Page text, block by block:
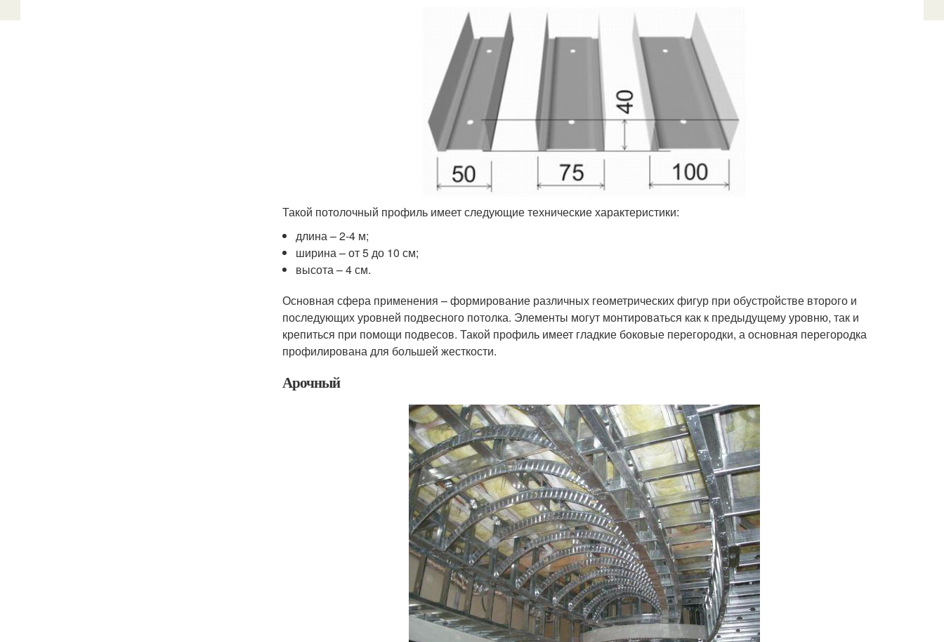
Такой потолочный профиль имеет следующие технические характеристики:
длина – 2-4 м;
ширина – от 5 до 10 см;
высота – 4 см.
Основная сфера применения – формирование различных геометрических фигур при обустройстве второго и
последующих уровней подвесного потолка. Элементы могут монтироваться как к предыдущему уровню, так и
крепиться при помощи подвесов. Такой профиль имеет гладкие боковые перегородки, а основная перегородка
профилирована для большей жесткости.
Арочный